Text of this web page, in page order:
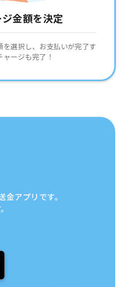
金額を決定
を選択し、お支払いが完了す
ャージも完了！
アプリです。